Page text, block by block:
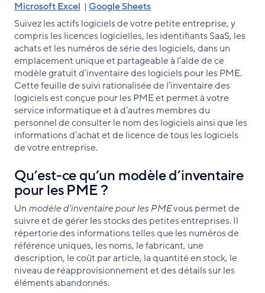
Microsoft Excel | Google Sheets
Suivez les actifs logiciels de votre petite entreprise, y
compris les licences logicielles, les identifiants SaaS, les
achats et les numéros de série des logiciels, dans un
emplacement unique et partageable à l’aide de ce
modèle gratuit d’inventaire des logiciels pour les PME.
Cette feuille de suivi rationalisée de l’inventaire des
logiciels est conçue pour les PME et permet à votre
service informatique et à d’autres membres du
personnel de consulter le nom des logiciels ainsi que les
informations d’achat et de licence de tous les logiciels
de votre entreprise.
Qu’est-ce qu’un modèle d’inventaire
pour les PME ?
Un modèle d’inventaire pour les PMEvous permet de
suivre et de gérer les stocks des petites entreprises. Il
répertorie des informations telles que les numéros de
référence uniques, les noms, le fabricant, une
description, le coût par article, la quantité en stock, le
niveau de réapprovisionnement et des détails sur les
éléments abandonnés.